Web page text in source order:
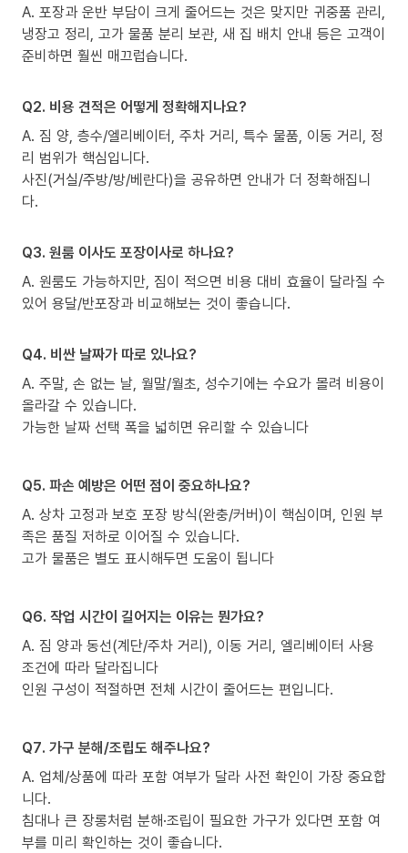
A. 포장과 운반 부담이 크게 줄어드는 것은 맞지만 귀중품 관리,
냉장고 정리, 고가 물품 분리 보관, 새 집 배치 안내 등은 고객이
준비하면 훨씬 매끄럽습니다.
Q2. 비용 견적은 어떻게 정확해지나요?
A. 짐 양, 층수/엘리베이터, 주차 거리, 특수 물품, 이동 거리, 정
리 범위가 핵심입니다.
사진(거실/주방/방/베란다)을 공유하면 안내가 더 정확해집니
다.
Q3. 원룸 이사도 포장이사로 하나요?
A. 원룸도 가능하지만, 짐이 적으면 비용 대비 효율이 달라질 수
있어 용달/반포장과 비교해보는 것이 좋습니다.
Q4. 비싼 날짜가 따로 있나요?
A. 주말, 손 없는 날, 월말/월초, 성수기에는 수요가 몰려 비용이
올라갈 수 있습니다.
가능한 날짜 선택 폭을 넓히면 유리할 수 있습니다
Q5. 파손 예방은 어떤 점이 중요하나요?
A. 상차 고정과 보호 포장 방식(완충/커버)이 핵심이며, 인원 부
족은 품질 저하로 이어질 수 있습니다.
고가 물품은 별도 표시해두면 도움이 됩니다
Q6. 작업 시간이 길어지는 이유는 뭔가요?
A. 짐 양과 동선(계단/주차 거리), 이동 거리, 엘리베이터 사용
조건에 따라 달라집니다
인원 구성이 적절하면 전체 시간이 줄어드는 편입니다.
Q7. 가구 분해/조립도 해주나요?
A. 업체/상품에 따라 포함 여부가 달라 사전 확인이 가장 중요합
니다.
침대나 큰 장롱처럼 분해·조립이 필요한 가구가 있다면 포함 여
부를 미리 확인하는 것이 좋습니다.